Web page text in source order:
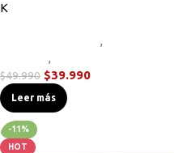
K
,
,
$49.990 $39.990
Leer más
-11%
HOT